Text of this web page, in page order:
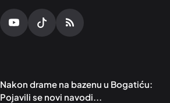
Nakon drame na bazenu u Bogatiću:
Pojavili se novi navodi...